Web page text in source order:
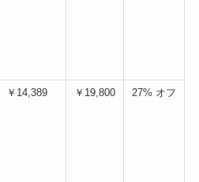
￥14,389 ￥19,800 27% オフ